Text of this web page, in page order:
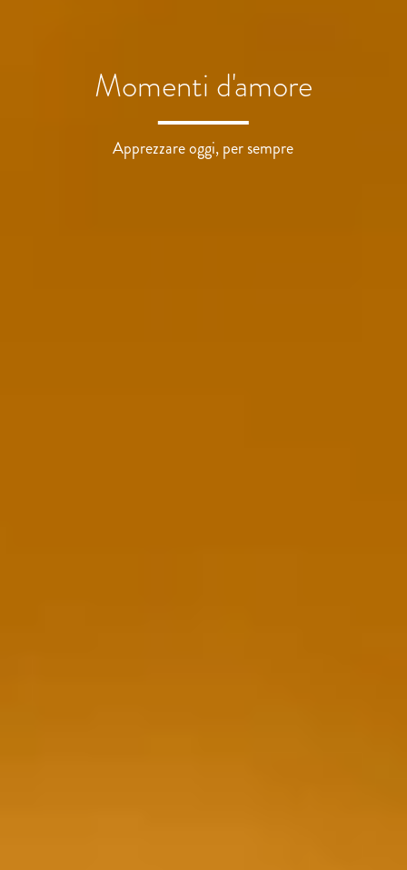
Momenti di ispirazione
Lascia che la magia continui
Momenti d'amore
Apprezzare oggi, per sempre
Momenti di parentela
La gioia dello stare insieme